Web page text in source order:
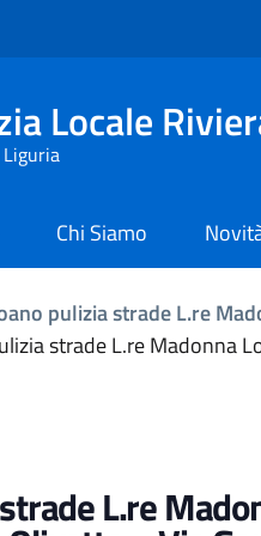
Locale
Liguria
Chi Siamo
pulizia strade L.re
strade L.re Madonna
L.re